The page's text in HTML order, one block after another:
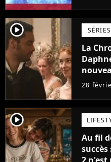
player2 SÉRIES
La
28
player2
Au fil